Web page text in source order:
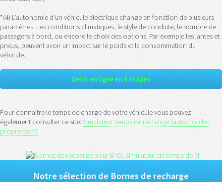
*(4) L’autonomie d'un véhicule électrique change en fonction de plusieurs
paramètres. Les conditions climatiques, le style de conduite, le nombre de
passagers à bord, ou encore le choix des options. Par exemple les jantes et
pneus, peuvent avoir un impact sur le poids et la consommation du
véhicule.
Devis en ligne en 4 étapes
Pour connaitre le temps de charge de votre véhicule vous pouvez
également consulter ce site:Simulateur temps de recharge (automobile-
propre.com)
Notre sélection de Bornes de recharge